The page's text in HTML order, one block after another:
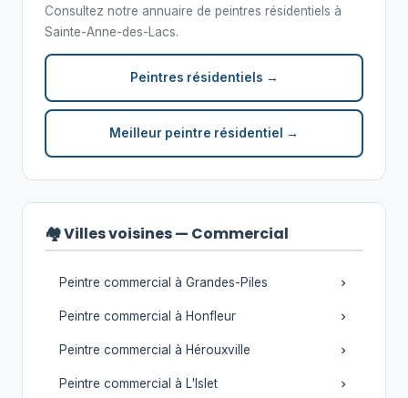
Consultez notre annuaire de peintres résidentiels à
Sainte-Anne-des-Lacs.
Peintres résidentiels →
Meilleur peintre résidentiel →
🏘️ Villes voisines — Commercial
Peintre commercial à Grandes-Piles
Peintre commercial à Honfleur
Peintre commercial à Hérouxville
Peintre commercial à L'Islet